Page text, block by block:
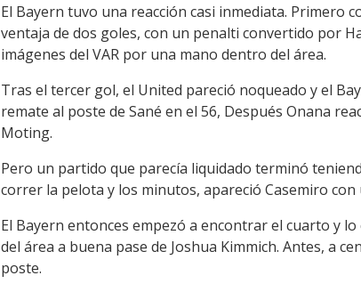
El Bayern tuvo una reacción casi inmediata. Primero
ventaja de dos goles, con un penalti convertido por
imágenes del VAR por una mano dentro del área.
Tras el tercer gol, el United pareció noqueado y el
remate al poste de Sané en el 56, Después Onana
Moting.
Pero un partido que parecía liquidado terminó
correr la pelota y los minutos, apareció Casemiro
El Bayern entonces empezó a encontrar el cuarto y
del área a buena pase de Joshua Kimmich. Antes, a
poste.